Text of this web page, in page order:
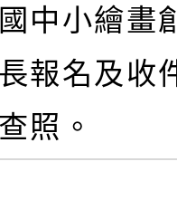
中小繪畫
報名及收
照。